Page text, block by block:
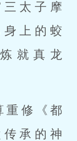
太子摩
上的蛟
就真龙
重修《都
承的神